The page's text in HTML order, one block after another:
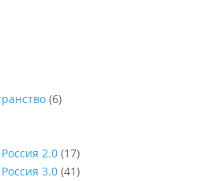
(6)
2.0(17)
3.0(41)